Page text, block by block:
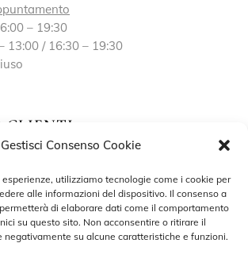
Gestisci Consenso Cookie
utilizziamo tecnologie come i cookie per
alle informazioni del dispositivo. Il consenso a
di elaborare dati come il comportamento
su questo sito. Non acconsentire o ritirare il
negativamente su alcune caratteristiche e funzioni.
– 19:30
13:00 / 16:30 – 19:30
CLIENTI